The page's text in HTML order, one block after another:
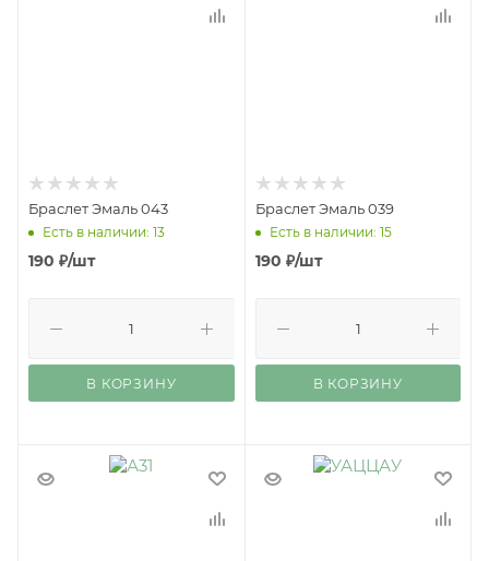
Браслет Эмаль 043
Есть в наличии: 13
190 ₽/шт
В КОРЗИНУ
Браслет Эмаль 039
Есть в наличии: 15
190 ₽/шт
В КОРЗИНУ